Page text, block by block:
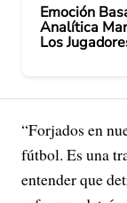
Emoción
Analítica
Los
“Forjados en
fútbol. Es una
entender que